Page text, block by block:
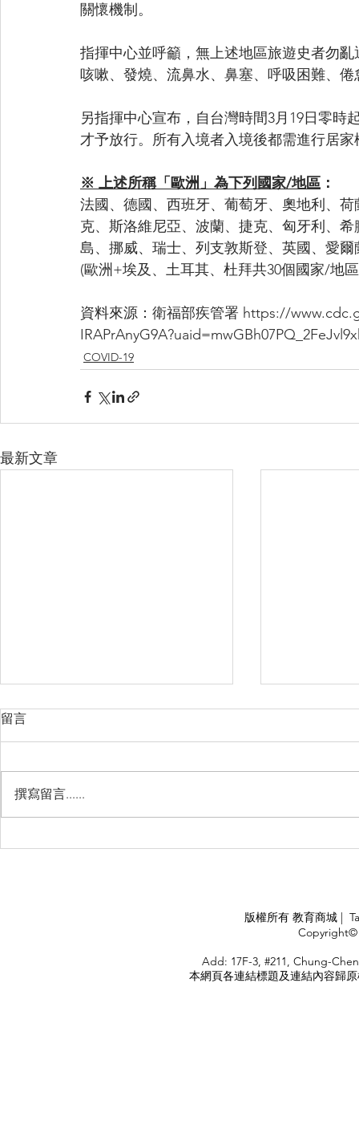
關懷機制。
指揮中心並呼籲，無上述地區旅遊史者勿
咳嗽、發燒、流鼻水、鼻塞、呼吸困難、
另指揮中心宣布，自台灣時間3月19日零時
才予放行。所有入境者入境後都需進行居家
※ 上述所稱「歐洲」為下列國家/地區 ：
法國、德國、西班牙、葡萄牙、奧地利、
克、斯洛維尼亞、波蘭、捷克、匈牙利、
島、挪威、瑞士、列支敦斯登、英國、愛爾
(歐洲+埃及、土耳其、杜拜共30個國家/地
資料來源：衛福部疾管署 https://
COVID-19
最新文章
留言
撰寫留言......
版權所有 教育商城 |
Copyright©
Add: 17F-3, #211, Chung-
本網頁各連結標題及連結內容歸